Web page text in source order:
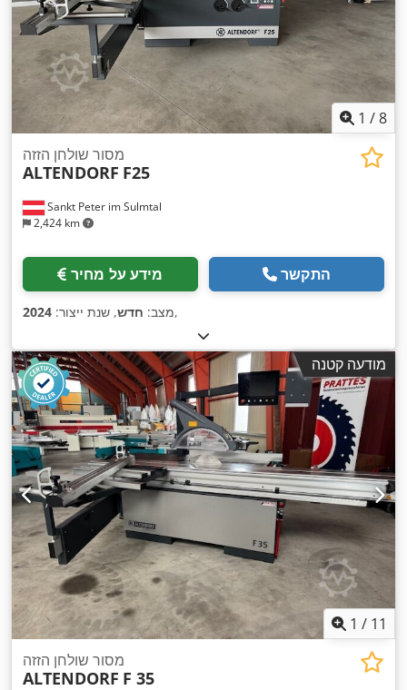
1 /8
Sankt Peter im Sulmtal
2,424 km
מסור שולחן הזזה
ALTENDORF F25
מידע על מחיר התקשר
מצב: חדש, שנת ייצור: 2024 ,
מודעה קטנה
1 / 11
מסור שולחן הזזה
ALTENDORF F 35